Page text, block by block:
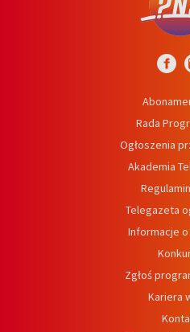
Rada
Ogłoszenia
Akademia
Telegazeta
Informacje
Zgłoś
Kariera